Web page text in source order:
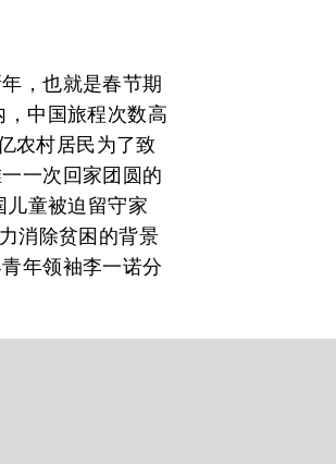
，也就是春节期
中国旅程次数高
农村居民为了致
一次回家团圆的
童被迫留守家
消除贫困的背景
年领袖李一诺分